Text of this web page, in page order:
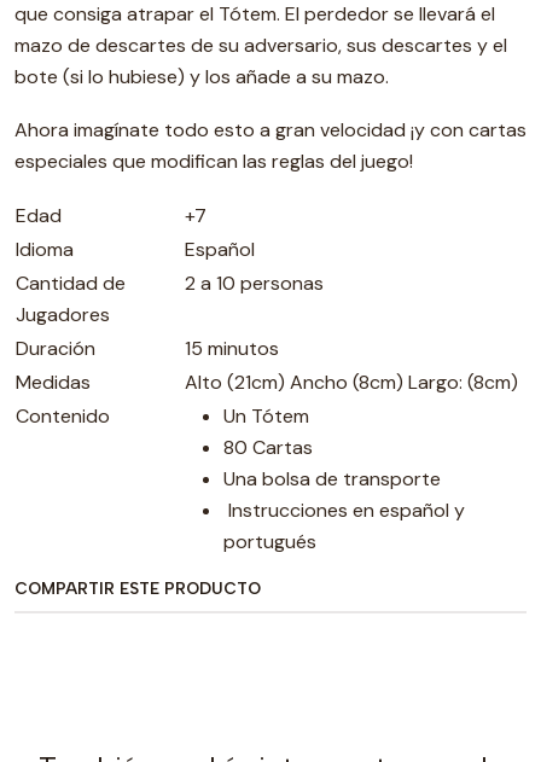
que consiga atrapar el Tótem. El perdedor se llevará el
mazo de descartes de su adversario, sus descartes y el
bote (si lo hubiese) y los añade a su mazo.
Ahora imagínate todo esto a gran velocidad ¡y con cartas
especiales que modifican las reglas del juego!
Edad
+7
Idioma
Español
Cantidad de
Jugadores
2 a 10 personas
Duración
15 minutos
Medidas
Alto (21cm) Ancho (8cm) Largo: (8cm)
Contenido
Un Tótem
80 Cartas
Una bolsa de transporte
Instrucciones en español y
portugués
COMPARTIR ESTE PRODUCTO